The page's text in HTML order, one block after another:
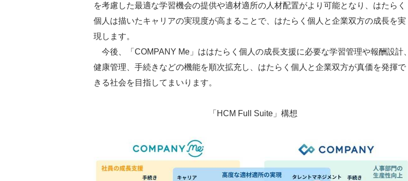
を考慮した最適な学習機会の提供や適材適所の人材配置がより可能となり、はたらく
個人は描いたキャリアの実現度が高まることで、はたらく個人と企業双方の成長を実
現します。
今後、「COMPANY Me」ははたらく個人の成長支援に必要な学習管理や報酬設計、
健康管理、手続きなどの機能を順次拡充し、はたらく個人と企業双方が真価を発揮で
きる社会を目指してまいります。
「HCM Full Suite」構想